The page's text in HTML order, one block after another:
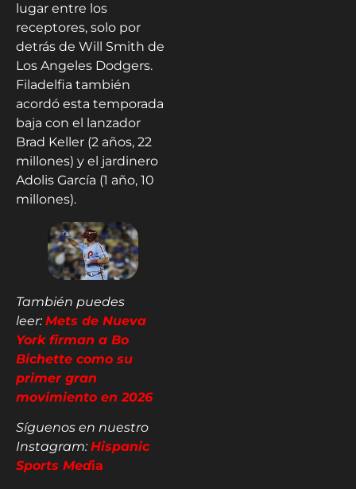
lugar entre los
receptores, solo por
detrás de Will Smith de
Los Angeles Dodgers.
Filadelfia también
acordó esta temporada
baja con el lanzador
Brad Keller (2 años, 22
millones) y el jardinero
Adolis García (1 año, 10
millones).
También puedes
leer: Mets de Nueva
York firman a Bo
Bichette como su
primer gran
movimiento en 2026
Síguenos en nuestro
Instagram:Hispanic
Sports Media